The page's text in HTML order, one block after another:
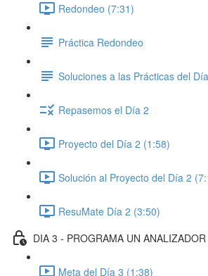
Redondeo (7:31)
Práctica Redondeo
Soluciones a las Prácticas del
Repasemos el Día 2
Proyecto del Día 2 (1:58)
Solución al Proyecto del Día 2
ResuMate Día 2 (3:50)
DIA 3 - PROGRAMA UN
Meta del Día 3 (1:38)